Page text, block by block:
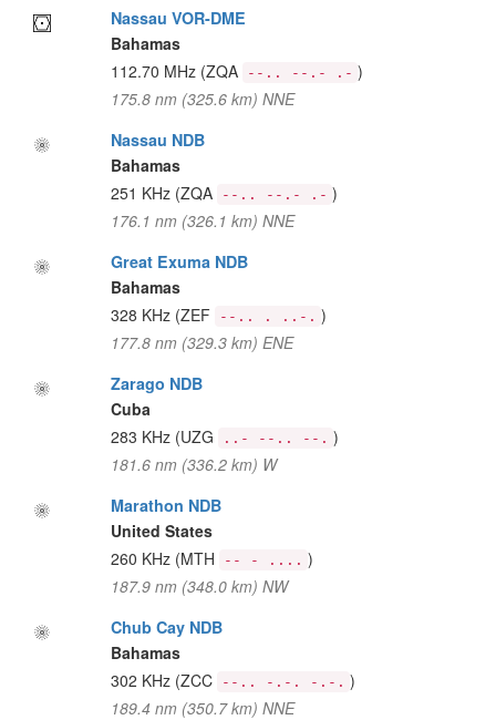
Nassau VOR-DME
Bahamas
112.70 MHz (ZQA --.. --.- .- )
175.8 nm (325.6 km) NNE
Nassau NDB
Bahamas
251 KHz (ZQA --.. --.- .- )
176.1 nm (326.1 km) NNE
Great Exuma NDB
Bahamas
328 KHz (ZEF --.. . ..-. )
177.8 nm (329.3 km) ENE
Zarago NDB
Cuba
283 KHz (UZG ..- --.. --. )
181.6 nm (336.2 km) W
Marathon NDB
United States
260 KHz (MTH -- - .... )
187.9 nm (348.0 km) NW
Chub Cay NDB
Bahamas
302 KHz (ZCC --.. -.-. -.-. )
189.4 nm (350.7 km) NNE